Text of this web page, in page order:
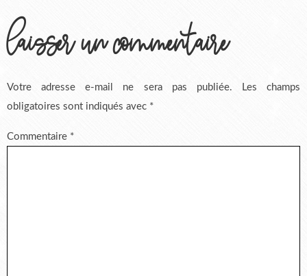
laisser un commentaire
Votre adresse e-mail ne sera pas publiée.
Les champs
obligatoires sont indiqués avec *
Commentaire *